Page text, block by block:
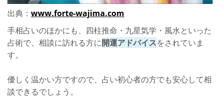
出典： www.forte-wajima.com
手相占いのほかにも、四柱推命・九星気学・風水といった
占術で、相談に訪れる方に開運アドバイスをされていま
す。
優しく温かい方ですので、占い初心者の方でも安心して相
談できるでしょう。